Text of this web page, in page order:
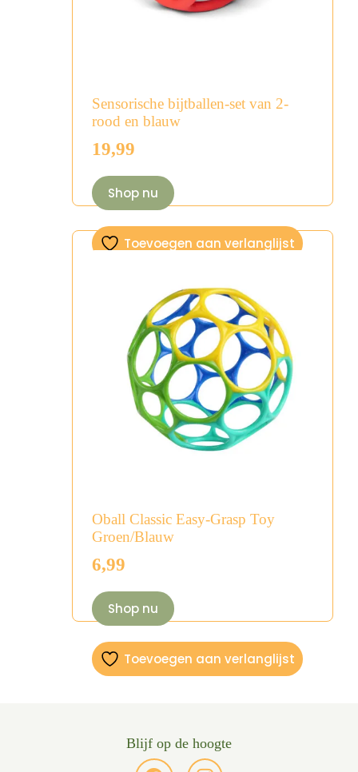
Sensorische bijtballen-set van 2-
rood en blauw
19,99
Shop nu
Toevoegen aan verlanglijst
Oball Classic Easy-Grasp Toy
Groen/Blauw
6,99
Shop nu
Toevoegen aan verlanglijst
Blijf op de hoogte